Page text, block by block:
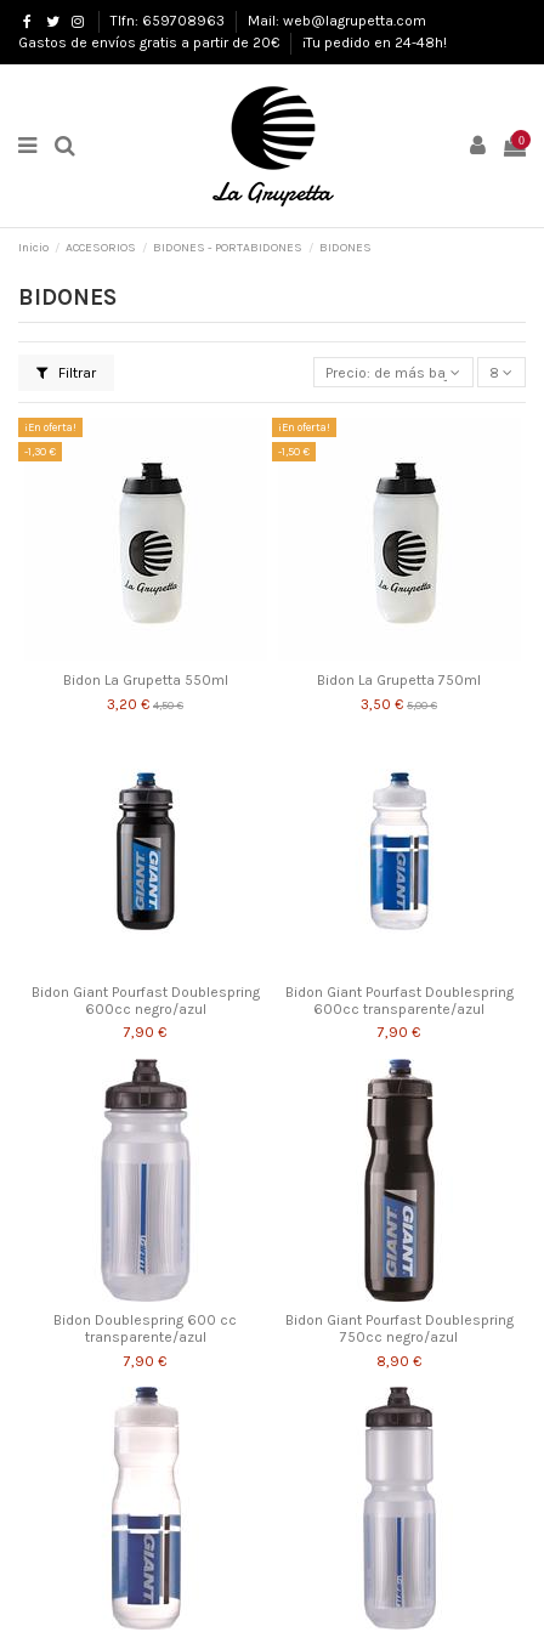
Tlfn: 659708963
Mail: web@lagrupetta.com
Gastos de envíos gratis a partir de 20€
¡Tu pedido en 24-48h!
0
Inicio ACCESORIOS BIDONES - PORTABIDONES BIDONES
BIDONES
Filtrar Precio: de más bajo a más alto
8
¡En oferta!
-1,30 €
Bidon La Grupetta 550ml
3,20 € 4,50 €
¡En oferta!
-1,50 €
Bidon La Grupetta 750ml
3,50 € 5,00 €
Bidon Giant Pourfast Doublespring
600cc negro/azul
7,90 €
Bidon Giant Pourfast Doublespring
600cc transparente/azul
7,90 €
Bidon Doublespring 600 cc
transparente/azul
7,90 €
Bidon Giant Pourfast Doublespring
750cc negro/azul
8,90 €